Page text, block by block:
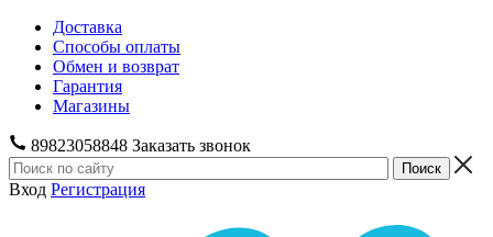
Доставка
Способы оплаты
Обмен и возврат
Гарантия
Магазины
89823058848 Заказать звонок
Вход Регистрация